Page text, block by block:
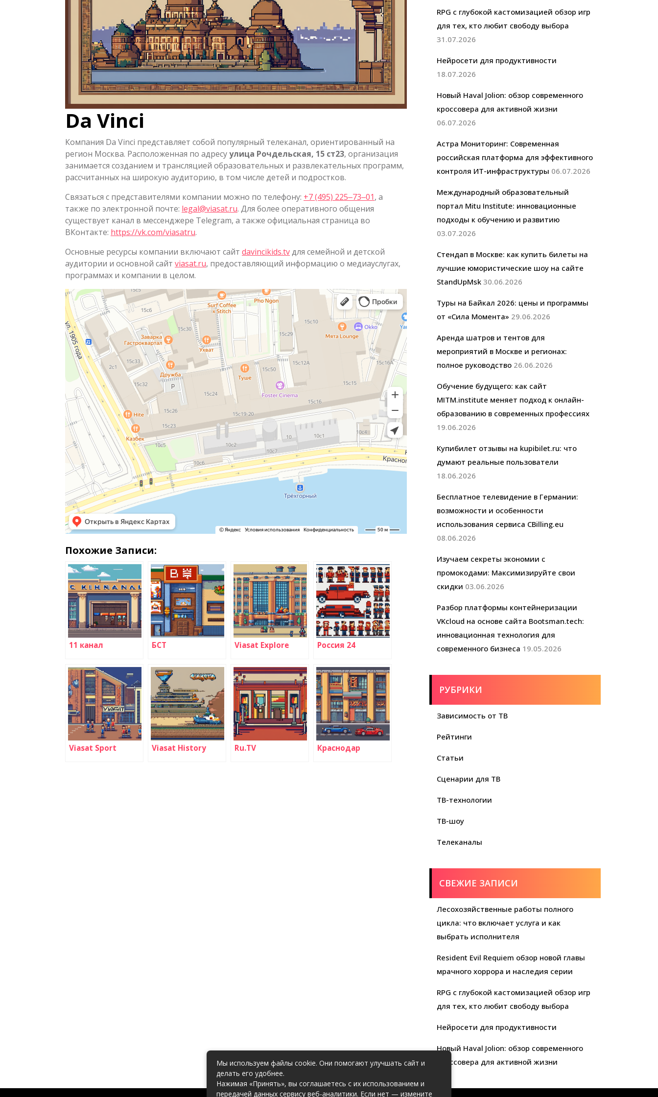
Da Vinci
Компания Da Vinci представляет собой популярный телеканал, ориентированный на
регион Москва. Расположенная по адресуулица Рочдельская, 15 ст23, организация
занимается созданием и трансляцией образовательных и развлекательных программ,
рассчитанных на широкую аудиторию, в том числе детей и подростков.
Связаться с представителями компании можно по телефону: +7 (495) 225‒73‒01, а
также по электронной почте: legal@viasat.ru. Для более оперативного общения
существует канал в мессенджере Telegram, а также официальная страница во
ВКонтакте: https://vk.com/viasatru.
Основные ресурсы компании включают сайт davincikids.tvдля семейной и детской
аудитории и основной сайт viasat.ru, предоставляющий информацию о медиауслугах,
программах и компании в целом.
Похожие Записи:
11 канал БСТ Viasat Explore Россия 24
Viasat Sport Viasat History Ru.TV Краснодар
RPG с глубокой кастомизацией обзор игр
для тех, кто любит свободу выбора
31.07.2026
Нейросети для продуктивности
18.07.2026
Новый Haval Jolion: обзор современного
кроссовера для активной жизни
06.07.2026
Астра Мониторинг: Современная
российская платформа для эффективного
контроля ИТ-инфраструктуры 06.07.2026
Международный образовательный
портал Mitu Institute: инновационные
подходы к обучению и развитию
03.07.2026
Стендап в Москве: как купить билеты на
лучшие юмористические шоу на сайте
StandUpMsk 30.06.2026
Туры на Байкал 2026: цены и программы
от «Сила Момента» 29.06.2026
Аренда шатров и тентов для
мероприятий в Москве и регионах:
полное руководство 26.06.2026
Обучение будущего: как сайт
MITM.institute меняет подход к онлайн-
образованию в современных профессиях
19.06.2026
Купибилет отзывы на kupibilet.ru: что
думают реальные пользователи
18.06.2026
Бесплатное телевидение в Германии:
возможности и особенности
использования сервиса CBilling.eu
08.06.2026
Изучаем секреты экономии с
промокодами: Максимизируйте свои
скидки 03.06.2026
Разбор платформы контейнеризации
VKcloud на основе сайта Bootsman.tech:
инновационная технология для
современного бизнеса 19.05.2026
РУБРИКИ
Зависимость от ТВ
Рейтинги
Статьи
Сценарии для ТВ
ТВ-технологии
ТВ-шоу
Телеканалы
СВЕЖИЕ ЗАПИСИ
Лесохозяйственные работы полного
цикла: что включает услуга и как
выбрать исполнителя
Resident Evil Requiem обзор новой главы
мрачного хоррора и наследия серии
RPG с глубокой кастомизацией обзор игр
для тех, кто любит свободу выбора
Нейросети для продуктивности
Новый Haval Jolion: обзор современного
кроссовера для активной жизни
Мы используем файлы cookie. Они помогают улучшать сайт и
делать его удобнее.
Нажимая «Принять», вы соглашаетесь с их использованием и
передачей данных сервису веб-аналитики. Если нет — измените